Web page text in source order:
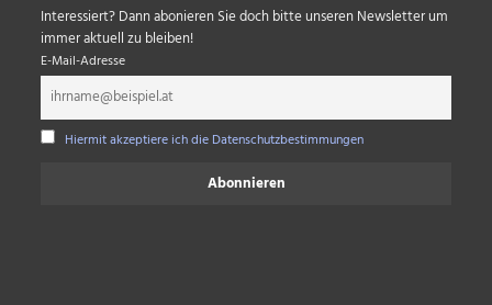
Interessiert? Dann abonieren Sie doch bitte unseren Newsletter um
immer aktuell zu bleiben!
E-Mail-Adresse
Hiermit akzeptiere ich die Datenschutzbestimmungen